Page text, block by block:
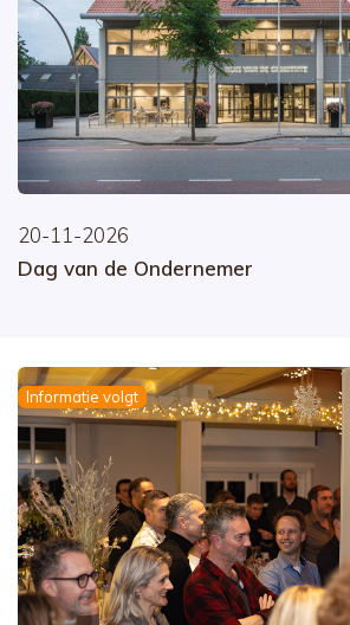
20-11-2026
Dag van de Ondernemer
Informatie volgt